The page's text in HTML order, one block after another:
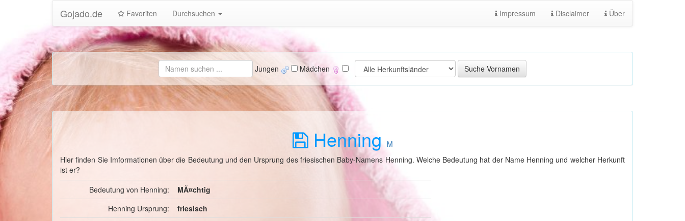
Gojado.de Favoriten Durchsuchen Impressum Disclaimer Über
Jungen Mädchen
Henning
M
Hier finden Sie Imformationen über die Bedeutung und den Ursprung des friesischen Baby-Namens Henning. Welche Bedeutung hat der Name Henning und welcher Herkunft
ist er?
Bedeutung von Henning:
MÃ¤chtig
Henning Ursprung:
friesisch